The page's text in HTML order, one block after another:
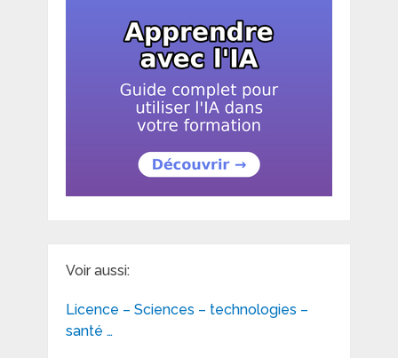
Voir aussi:
Licence – Sciences – technologies –
santé …